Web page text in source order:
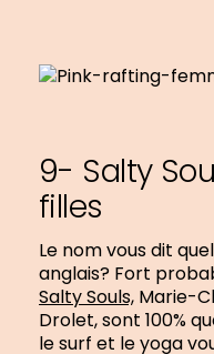
9- Salty
filles
Le nom vous dit
anglais? Fort
Salty Souls, Marie-
Drolet, sont 100%
le surf et le yoga